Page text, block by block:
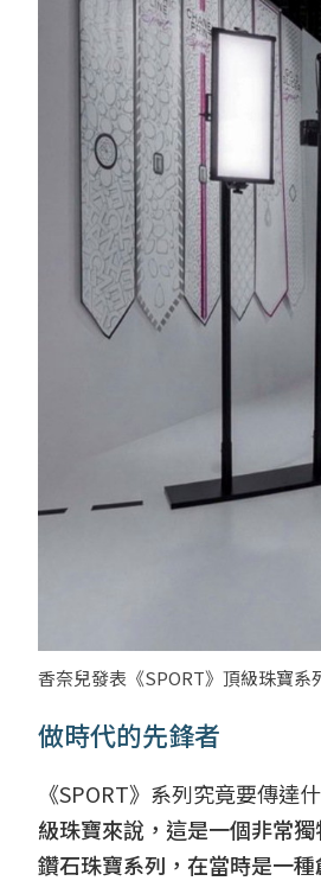
香奈兒發表《SPORT》頂級珠寶系
做時代的先鋒者
《SPORT》系列究竟要傳
級珠寶來說，這是一個非常
鑽石珠寶系列，在當時是一